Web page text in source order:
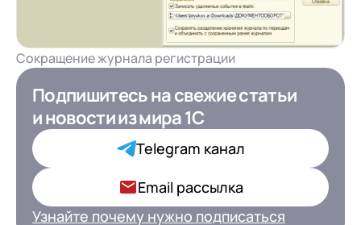
Сокращение журнала регистрации
Подпишитесь на свежие статьи
и новостииз мира 1С
Telegram канал
Email рассылка
Узнайте почему нужно подписаться
Подпишитесь на свежие статьи
и новостииз мира 1С для ИТ-
Директоров